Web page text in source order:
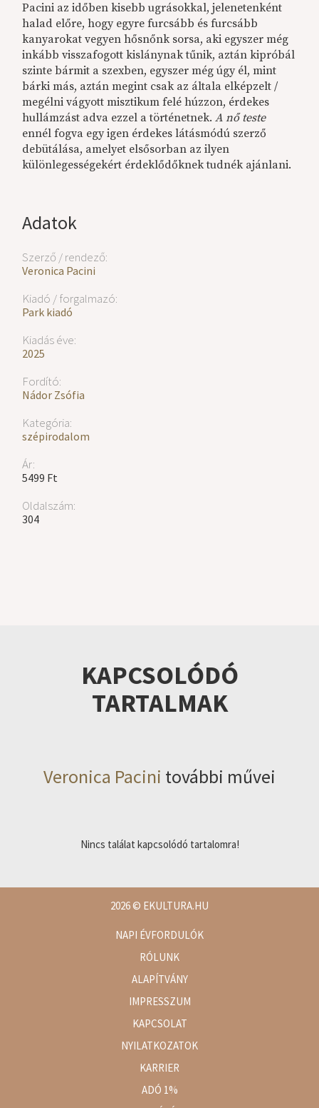
Adatok
Szerző / rendező:
Veronica Pacini
Kiadó / forgalmazó:
Park kiadó
Kiadás éve:
2025
Fordító:
Nádor Zsófia
Kategória:
szépirodalom
Ár:
5499 Ft
Oldalszám:
304
Pacini az időben kisebb ugrásokkal, jelenetenként
halad előre, hogy egyre furcsább és furcsább
kanyarokat vegyen hősnőnk sorsa, aki egyszer még
inkább visszafogott kislánynak tűnik, aztán kipróbál
szinte bármit a szexben, egyszer még úgy él, mint
bárki más, aztán megint csak az általa elképzelt /
megélni vágyott misztikum felé húzzon, érdekes
hullámzást adva ezzel a történetnek.A nő teste
ennél fogva egy igen érdekes látásmódú szerző
debütálása, amelyet elsősorban az ilyen
különlegességekért érdeklődőknek tudnék ajánlani.
KAPCSOLÓDÓ
TARTALMAK
Veronica Pacini további művei
Nincs találat kapcsolódó tartalomra!
2026© EKULTURA.HU
NAPI ÉVFORDULÓK
RÓLUNK
ALAPÍTVÁNY
IMPRESSZUM
KAPCSOLAT
NYILATKOZATOK
KARRIER
ADÓ 1%